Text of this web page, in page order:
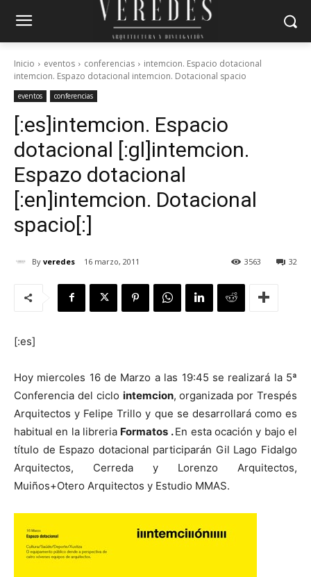
Inicio eventos conferencias
intemcion. Espacio dotacional
intemcion. Espazo dotacional intemcion. Dotacional spacio
eventos conferencias
[:es]intemcion. Espacio
dotacional [:gl]intemcion.
Espazo dotacional
[:en]intemcion. Dotacional
spacio[:]
By veredes 16 marzo, 2011 32
3563
[:es]
Hoy miercoles 16 de Marzo a las 19:45 se realizará la 5ª
Conferencia del ciclo intemcion, organizada por Trespés
Arquitectos y Felipe Trillo y que se desarrollará como es
habitual en la libreria Formatos .En esta ocación y bajo el
título de Espazo dotacional participarán Gil Lago Fidalgo
Arquitectos, Cerreda y Lorenzo Arquitectos,
Muiños+Otero Arquitectos y Estudio MMAS.